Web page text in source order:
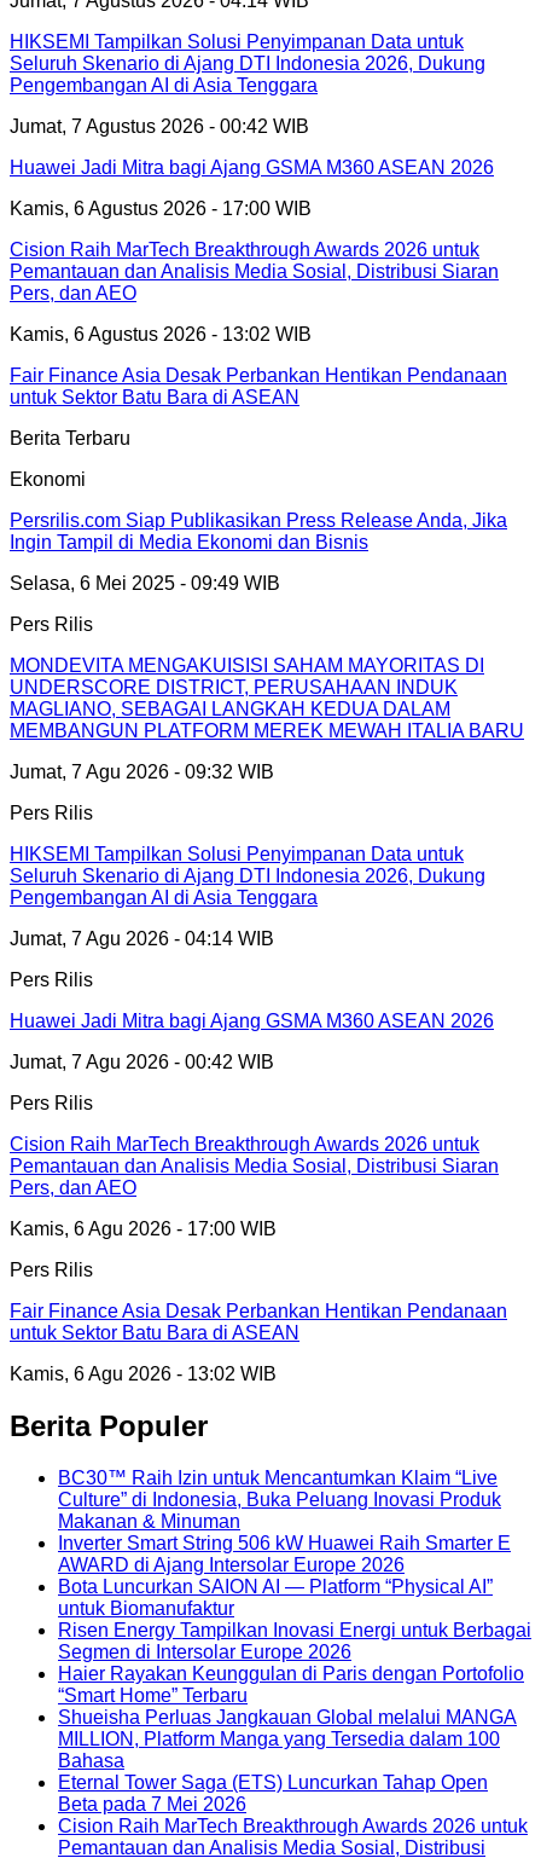
HIKSEMI Tampilkan Solusi Penyimpanan Data untuk
Seluruh Skenario di Ajang DTI Indonesia 2026, Dukung
Pengembangan AI di Asia Tenggara
Jumat, 7 Agustus 2026 - 00:42 WIB
Huawei Jadi Mitra bagi Ajang GSMA M360 ASEAN 2026
Kamis, 6 Agustus 2026 - 17:00 WIB
Cision Raih MarTech Breakthrough Awards 2026 untuk
Pemantauan dan Analisis Media Sosial, Distribusi Siaran
Pers, dan AEO
Kamis, 6 Agustus 2026 - 13:02 WIB
Fair Finance Asia Desak Perbankan Hentikan Pendanaan
untuk Sektor Batu Bara di ASEAN
Berita Terbaru
Ekonomi
Persrilis.com Siap Publikasikan Press Release Anda, Jika
Ingin Tampil di Media Ekonomi dan Bisnis
Selasa, 6 Mei 2025 - 09:49 WIB
Pers Rilis
MONDEVITA MENGAKUISISI SAHAM MAYORITAS DI
UNDERSCORE DISTRICT, PERUSAHAAN INDUK
MAGLIANO, SEBAGAI LANGKAH KEDUA DALAM
MEMBANGUN PLATFORM MEREK MEWAH ITALIA BARU
Jumat, 7 Agu 2026 - 09:32 WIB
Pers Rilis
HIKSEMI Tampilkan Solusi Penyimpanan Data untuk
Seluruh Skenario di Ajang DTI Indonesia 2026, Dukung
Pengembangan AI di Asia Tenggara
Jumat, 7 Agu 2026 - 04:14 WIB
Pers Rilis
Huawei Jadi Mitra bagi Ajang GSMA M360 ASEAN 2026
Jumat, 7 Agu 2026 - 00:42 WIB
Pers Rilis
Cision Raih MarTech Breakthrough Awards 2026 untuk
Pemantauan dan Analisis Media Sosial, Distribusi Siaran
Pers, dan AEO
Kamis, 6 Agu 2026 - 17:00 WIB
Pers Rilis
Fair Finance Asia Desak Perbankan Hentikan Pendanaan
untuk Sektor Batu Bara di ASEAN
Kamis, 6 Agu 2026 - 13:02 WIB
Berita Populer
BC30™ Raih Izin untuk Mencantumkan Klaim “Live
Culture” di Indonesia, Buka Peluang Inovasi Produk
Makanan & Minuman
Inverter Smart String 506 kW Huawei Raih Smarter E
AWARD di Ajang Intersolar Europe 2026
Bota Luncurkan SAION AI — Platform “Physical AI”
untuk Biomanufaktur
Risen Energy Tampilkan Inovasi Energi untuk Berbagai
Segmen di Intersolar Europe 2026
Haier Rayakan Keunggulan di Paris dengan Portofolio
“Smart Home” Terbaru
Shueisha Perluas Jangkauan Global melalui MANGA
MILLION, Platform Manga yang Tersedia dalam 100
Bahasa
Eternal Tower Saga (ETS) Luncurkan Tahap Open
Beta pada 7 Mei 2026
Cision Raih MarTech Breakthrough Awards 2026 untuk
Pemantauan dan Analisis Media Sosial, Distribusi